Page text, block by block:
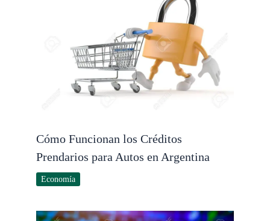
Cómo Funcionan los Créditos
Prendarios para Autos en Argentina
Economía